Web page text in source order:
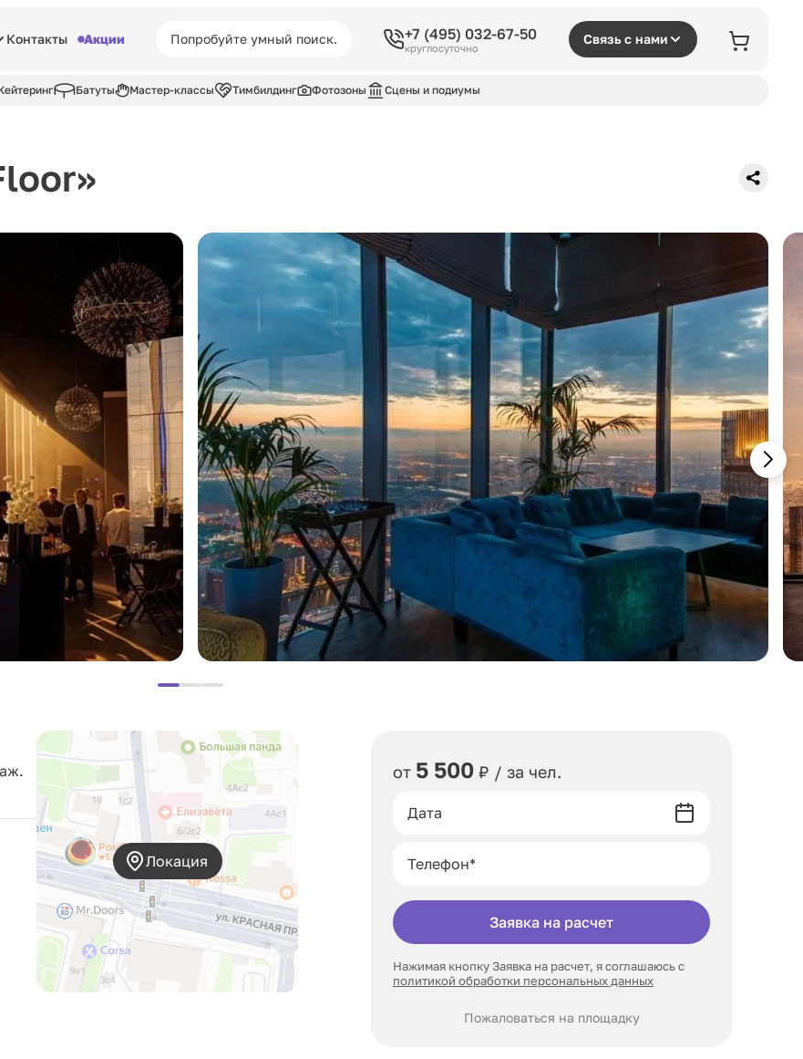
Контакты Акции +7 (495) 032-67-50
круглосуточно
Связь с нами
Батуты Мастер-классы Тимбилдинг Фотозоны Сцены и подиумы
Локация
от 5 500 ₽ / за чел.
Заявка на расчет
Нажимая кнопку Заявка на расчет, я соглашаюсь с
политикой обработки персональных данных
Пожаловаться на площадку